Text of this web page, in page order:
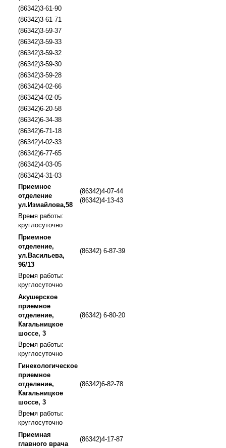
(86342)3-61-90
(86342)3-61-71
(86342)3-59-37
(86342)3-59-33
(86342)3-59-32
(86342)3-59-30
(86342)3-59-28
(86342)4-02-66
(86342)4-02-05
(86342)6-20-58
(86342)6-34-38
(86342)6-71-18
(86342)4-02-33
(86342)6-77-65
(86342)4-03-05
(86342)4-31-03
Приемное
отделение
ул.Измайлова,58
(86342)4-07-44
(86342)4-13-43
Время работы:
круглосуточно
Приемное
отделение,
ул.Васильева,
96/13
(86342) 6-87-39
Время работы:
круглосуточно
Акушерское
приемное
отделение,
Кагальницкое
шоссе, 3
(86342) 6-80-20
Время работы:
круглосуточно
Гинекологическое
приемное
отделение,
Кагальницкое
шоссе, 3
(86342)6-82-78
Время работы:
круглосуточно
Приемная
главного врача
(86342)4-17-87